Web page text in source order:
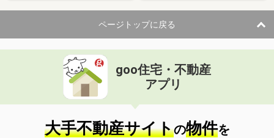
ページトップに戻る
goo住宅・不動産
アプリ
大手不動産サイトの物件を